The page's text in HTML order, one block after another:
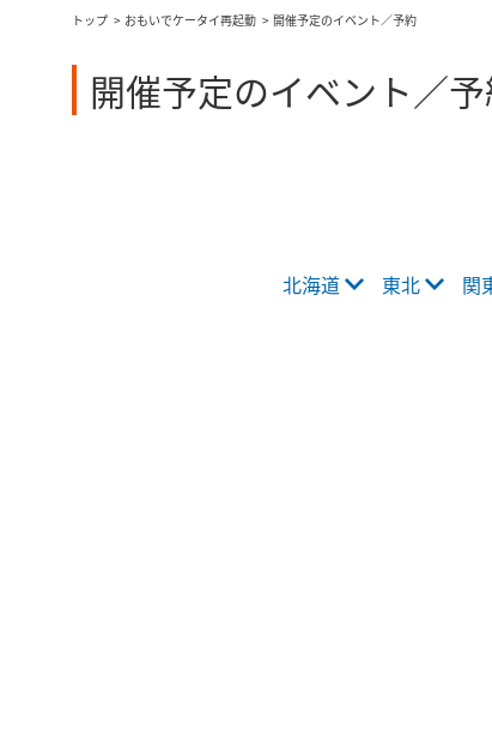
トップ おもいでケータイ再起動 開催予定のイベント／予約
開催予定のイベント／
北海道 東北 関